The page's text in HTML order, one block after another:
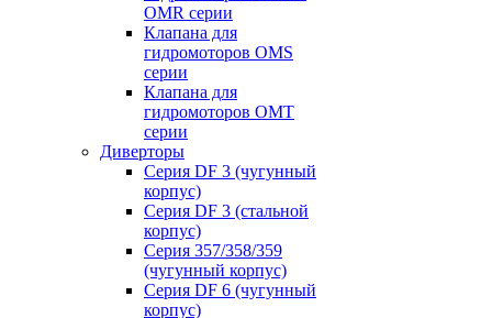
OMR серии
Клапана для
гидромоторов OMS
серии
Клапана для
гидромоторов OMT
серии
Диверторы
Серия DF 3 (чугунный
корпус)
Серия DF 3 (стальной
корпус)
Серия 357/358/359
(чугунный корпус)
Серия DF 6 (чугунный
корпус)